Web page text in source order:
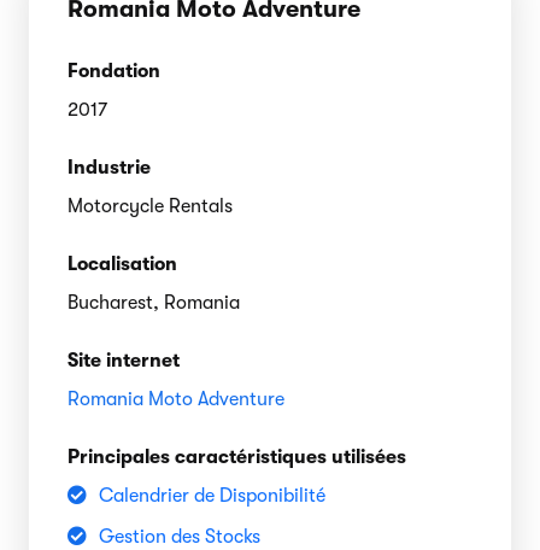
Romania Moto Adventure
Fondation
2017
Industrie
Motorcycle Rentals
Localisation
Bucharest, Romania
Site internet
Romania Moto Adventure
Principales caractéristiques utilisées
Calendrier de Disponibilité
Gestion des Stocks